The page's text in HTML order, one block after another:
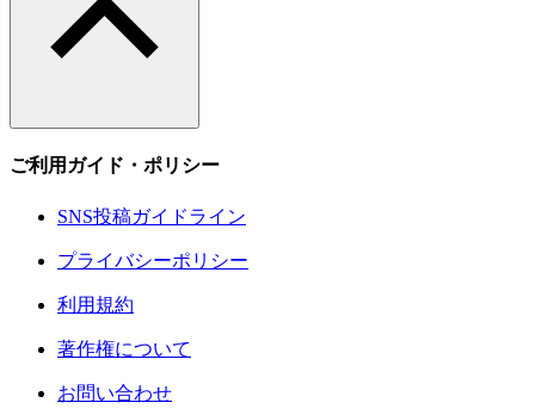
ご利用ガイド・ポリシー
SNS投稿ガイドライン
プライバシーポリシー
利用規約
著作権について
お問い合わせ